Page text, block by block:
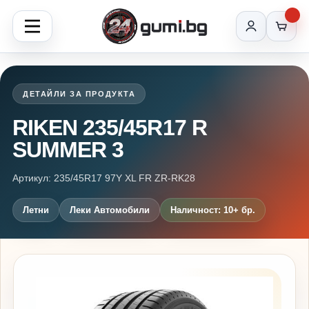
ДЕТАЙЛИ ЗА ПРОДУКТА
RIKEN 235/45R17 R
SUMMER 3
Артикул: 235/45R17 97Y XL FR ZR-RK28
Летни Леки Автомобили Наличност: 10+ бр.